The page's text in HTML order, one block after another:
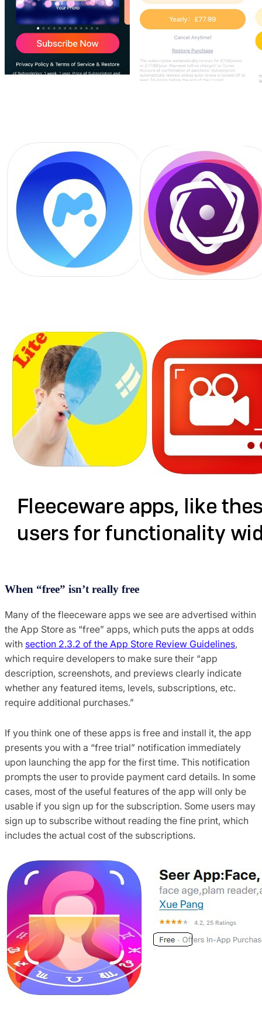
When “free” isn’t really free
Many of the fleeceware apps we see are advertised within
the App Store as “free” apps, which puts the apps at odds
with section 2.3.2 of the App Store Review Guidelines,
which require developers to make sure their “app
description, screenshots, and previews clearly indicate
whether any featured items, levels, subscriptions, etc.
require additional purchases.”
If you think one of these apps is free and install it, the app
presents you with a “free trial” notification immediately
upon launching the app for the first time. This notification
prompts the user to provide payment card details. In some
cases, most of the useful features of the app will only be
usable if you sign up for the subscription. Some users may
sign up to subscribe without reading the fine print, which
includes the actual cost of the subscriptions.